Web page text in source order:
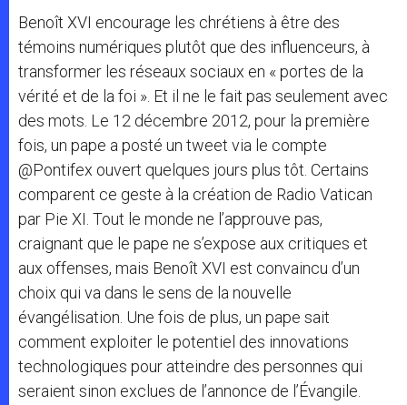
Benoît XVI encourage les chrétiens à être des
témoins numériques plutôt que des influenceurs, à
transformer les réseaux sociaux en « portes de la
vérité et de la foi ». Et il ne le fait pas seulement avec
des mots. Le 12 décembre 2012, pour la première
fois, un pape a posté un tweet via le compte
@Pontifex ouvert quelques jours plus tôt. Certains
comparent ce geste à la création de Radio Vatican
par Pie XI. Tout le monde ne l’approuve pas,
craignant que le pape ne s’expose aux critiques et
aux offenses, mais Benoît XVI est convaincu d’un
choix qui va dans le sens de la nouvelle
évangélisation. Une fois de plus, un pape sait
comment exploiter le potentiel des innovations
technologiques pour atteindre des personnes qui
seraient sinon exclues de l’annonce de l’Évangile.